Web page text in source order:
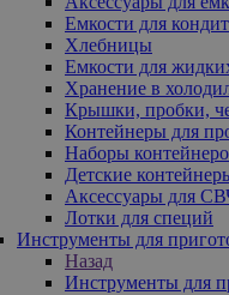
Емкости для
Хлебницы
Емкости для
Хранение в
Крышки, пробки,
Контейнеры для
Наборы
Детские
Аксессуары для
Лотки для специй
Инструменты для
Назад
Инструменты для